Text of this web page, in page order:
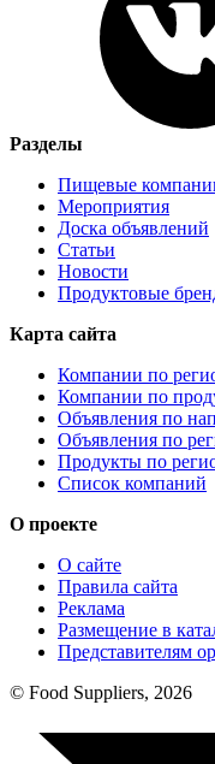
Разделы
Пищевые
Мероприятия
Доска объявлений
Статьи
Новости
Продуктовые
Карта сайта
Компании по
Компании по
Объявления по
Объявления по
Продукты по
Список компаний
О проекте
О сайте
Правила сайта
Реклама
Размещение в
Представителям
© Food Suppliers, 2026